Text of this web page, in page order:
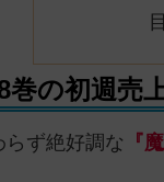
巻の初週売
ず絶好調な 『